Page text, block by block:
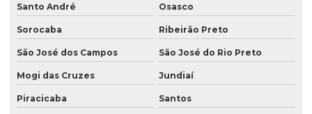
Mão de obra de saco valvulado
Plástico gofrado
Plástico gofrado para borracha
Plástico gofrado para embalar perfil de alumínio
Plástico gofrado para perfil de alumínio
Santo André Osasco
Sorocaba Ribeirão Preto
São José dos Campos São José do Rio Preto
Mogi das Cruzes Jundiaí
Piracicaba Santos